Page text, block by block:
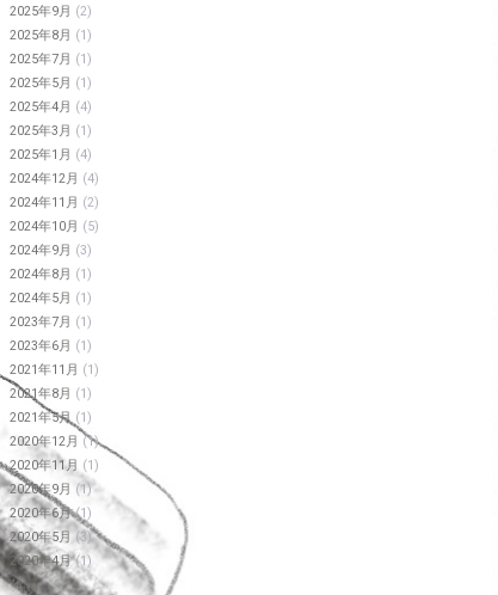
2025年9月 (2)
2025年8月 (1)
2025年7月 (1)
2025年5月 (1)
2025年4月 (4)
2025年3月 (1)
2025年1月 (4)
2024年12月 (4)
2024年11月 (2)
2024年10月 (5)
2024年9月 (3)
2024年8月 (1)
2024年5月 (1)
2023年7月 (1)
2023年6月 (1)
2021年11月 (1)
2021年8月 (1)
2021年5月(1)
2020年12月 (1)
2020年11月 (1)
2020年9月 (1)
2020年6月(1)
2020年5月 (3)
2020年4月(1)